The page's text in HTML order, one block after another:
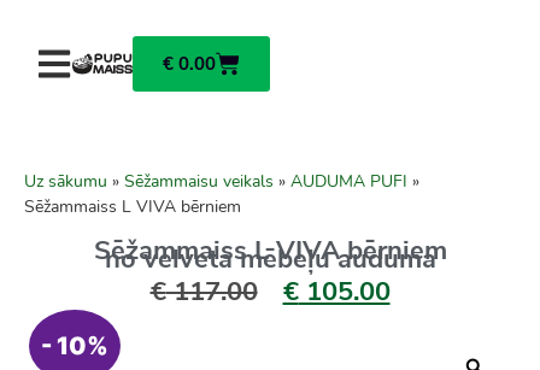
€ 0.00
Uz sākumu » Sēžammaisu veikals » AUDUMA PUFI »
Sēžammaiss L VIVA bērniem
Sēžammaiss L VIVA bērniem
no velveta mēbeļu auduma
€117.00 €105.00
- 10%